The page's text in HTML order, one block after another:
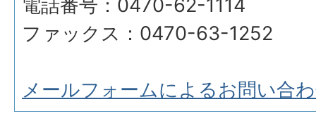
電話番号：0470-62-1114
ファックス：0470-63-1252
メールフォームによるお問い合